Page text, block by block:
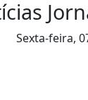
Sexta-feira,